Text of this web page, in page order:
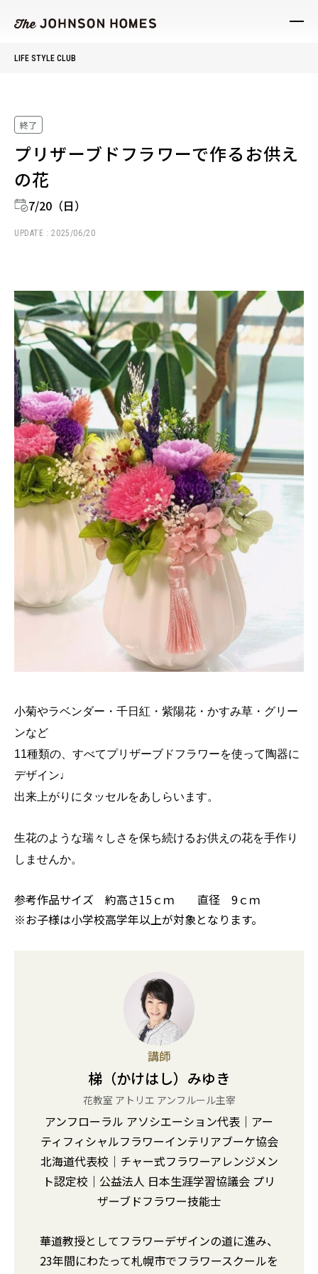
毎日の暮らし、もっと自分らしく。
新築住宅事業 中古リノベーション 事業
LIFE STYLE CLUB
終了
プリザーブドフラワーで作るお供え
の花
7/20（日）
UPDATE : 2025/06/20
小菊やラベンダー・千日紅・紫陽花・かすみ草・ グリー
ンなど
11種類の、すべてプリザーブドフラワーを使って陶器に
デザイン♩
出来上がりにタッセルをあしらいます。
生花のような瑞々しさを保ち続けるお供えの花を手作り
しませんか。
参考作品サイズ 約高さ15ｃｍ 直径 9ｃｍ
※お子様は小学校高学年以上が対象となります。
講師
梯（かけはし）みゆき
花教室 アトリエ アンフルール主宰
アンフローラル アソシエーション代表｜アー
ティフィシャルフラワーインテリアブーケ協会
北海道代表校｜チャー式フラワーアレンジメン
ト認定校｜公益法人 日本生涯学習協議会 プリ
ザーブドフラワー技能士
華道教授としてフラワーデザインの道に進み、
23年間にわたって札幌市でフラワースクールを